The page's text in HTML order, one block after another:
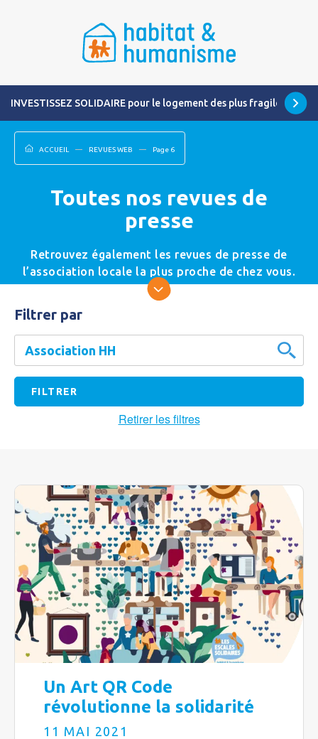
INVESTISSEZ SOLIDAIRE pour le logement des plus fragiles
ACCUEIL REVUES WEB Page 6
Toutes nos revues de
presse
Retrouvez également les revues de presse de
l’association locale la plus proche de chez vous.
Filtrer par
Retirer les filtres
Un Art QR Code
révolutionne la solidarité
11 MAI 2021